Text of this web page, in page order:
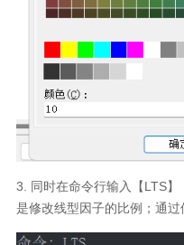
3.
同时在命令行输入【LTS
是修改线型因子的比例；通过